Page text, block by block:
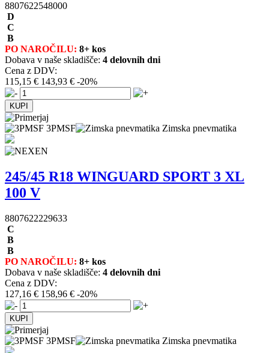
8807622548000
D
C
B
PO NAROČILU: 8+ kos
Dobava v naše skladišče: 4 delovnih dni
Cena z DDV:
115,15 € 143,93 € -20%
3PMSF Zimska pnevmatika
245/45 R18 WINGUARD SPORT 3 XL
100 V
8807622229633
C
B
B
PO NAROČILU: 8+ kos
Dobava v naše skladišče: 4 delovnih dni
Cena z DDV:
127,16 € 158,96 € -20%
3PMSF Zimska pnevmatika